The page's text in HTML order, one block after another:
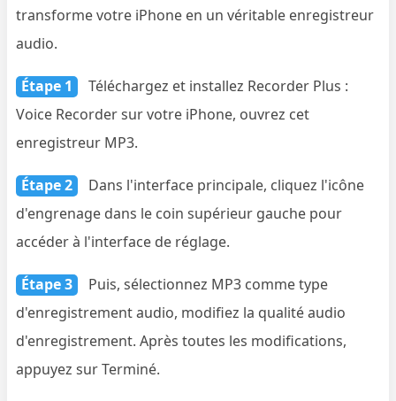
transforme votre iPhone en un véritable enregistreur
audio.
Étape 1
Téléchargez et installez Recorder Plus :
Voice Recorder sur votre iPhone, ouvrez cet
enregistreur MP3.
Étape 2
Dans l'interface principale, cliquez l'icône
d'engrenage dans le coin supérieur gauche pour
accéder à l'interface de réglage.
Étape 3
Puis, sélectionnez MP3 comme type
d'enregistrement audio, modifiez la qualité audio
d'enregistrement. Après toutes les modifications,
appuyez sur Terminé.